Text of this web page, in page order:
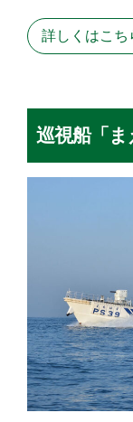
詳しくはこち
巡視船「ま